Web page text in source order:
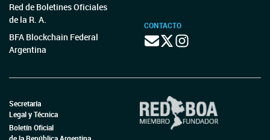
Red de Boletines Oficiales
de la R. A.
BFA Blockchain Federal
Argentina
CONTACTO
Secretaría
Legal y Técnica
Boletín Oficial
de la República Argentina